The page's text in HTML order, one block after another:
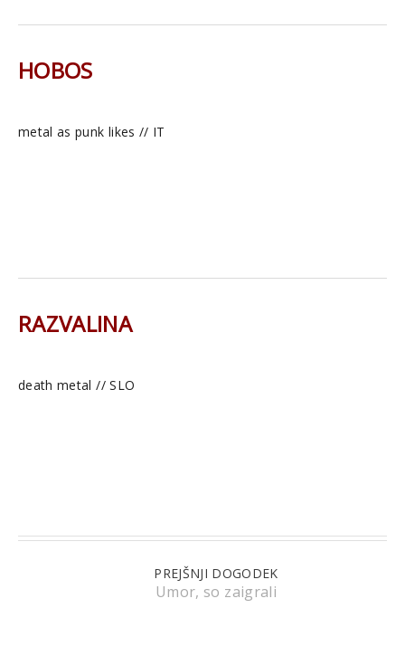
HOBOS
metal as punk likes // IT
RAZVALINA
death metal // SLO
PREJŠNJI DOGODEK
Umor, so zaigrali